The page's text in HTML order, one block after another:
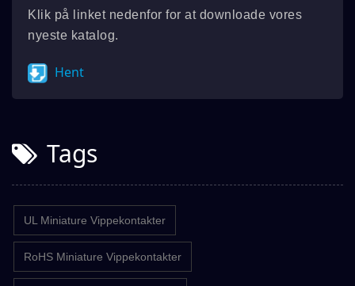
Klik på linket nedenfor for at downloade vores
nyeste katalog.
Hent
Tags
UL Miniature Vippekontakter
RoHS Miniature Vippekontakter